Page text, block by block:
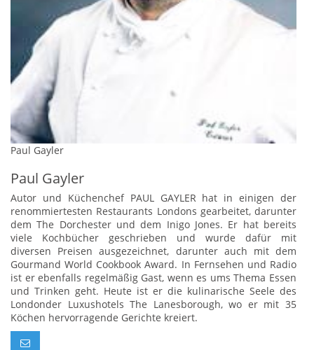
Paul Gayler
Paul Gayler
Autor und Küchenchef PAUL GAYLER hat in einigen der
renommiertesten Restaurants Londons gearbeitet, darunter
dem The Dorchester und dem Inigo Jones. Er hat bereits
viele Kochbücher geschrieben und wurde dafür mit
diversen Preisen ausgezeichnet, darunter auch mit dem
Gourmand World Cookbook Award. In Fernsehen und Radio
ist er ebenfalls regelmäßig Gast, wenn es ums Thema Essen
und Trinken geht. Heute ist er die kulinarische Seele des
Londonder Luxushotels The Lanesborough, wo er mit 35
Köchen hervorragende Gerichte kreiert.